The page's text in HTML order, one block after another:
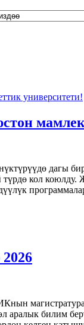
дагы
кол коюлду.
аралык билим